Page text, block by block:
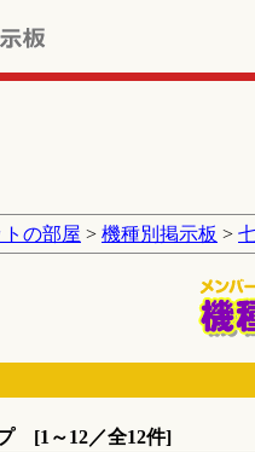
の部屋 > 機種別掲示板 >
[1～12／全12件]